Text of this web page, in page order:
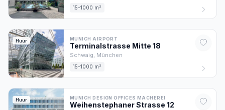
15-1000 m²
Huur MUNICH AIRPORT
Terminalstrasse Mitte 18
Schwaig, München
15-1000 m²
Huur MUNICH DESIGN OFFICES MACHEREI
Weihenstephaner Strasse 12